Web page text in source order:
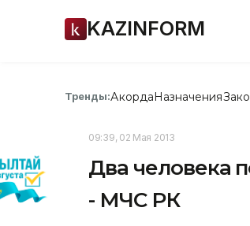
KAZINFORM
Тренды:АкордаНазначения
09:39, 02 Мая 2013
Два человека
- МЧС РК